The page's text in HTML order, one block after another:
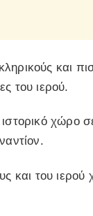
και
του ιερού.
χώρο
και του ιερού